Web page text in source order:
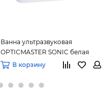
Ванна ультразвуковая
OPTICMASTER SONIC белая
В корзину